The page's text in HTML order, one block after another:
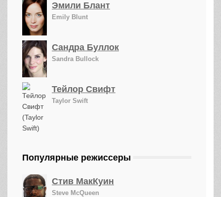
Эмили Блант
Emily Blunt
Сандра Буллок
Sandra Bullock
Тейлор Свифт
Taylor Swift
Популярные режиссеры
Стив МакКуин
Steve McQueen